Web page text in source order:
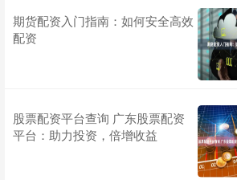
期货配资入门指南：如何安全高效
配资
股票配资平台查询 广东股票配资
平台：助力投资，倍增收益